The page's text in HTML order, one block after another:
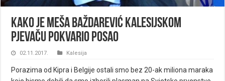
Kako je Meša Baždarević kalesijskom
pjevaču pokvario posao
02.11.2017. Kalesija
Porazima od Kipra i Belgije ostali smo bez 20-ak miliona maraka